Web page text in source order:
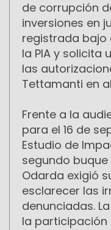
de corrupción
inversiones en
registrada bajo
la PIA y solicita
las
Tettamanti en
Frente a la
para el 16 de
Estudio de
segundo
Odarda exigió
esclarecer las
denunciadas.
la participación